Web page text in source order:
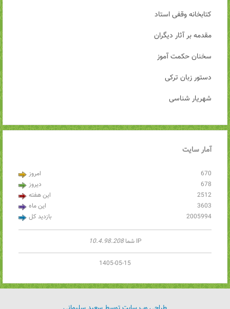
کتابخانه وقفی استاد
مقدمه بر آثار دیگران
سخنان حکمت آموز
دستور زبان ترکی
شهریار شناسی
آمارسایت
امروز
670
دیروز
678
این هفته
2512
این ماه
3603
بازدید کل
2005994
IP شما 10.4.98.208
1405-05-15